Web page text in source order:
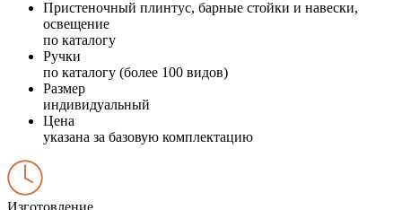
Пристеночный плинтус, барные стойки и навески,
освещение
по каталогу
Ручки
по каталогу (более 100 видов)
Размер
индивидуальный
Цена
указана за базовую комплектацию
Изготовление